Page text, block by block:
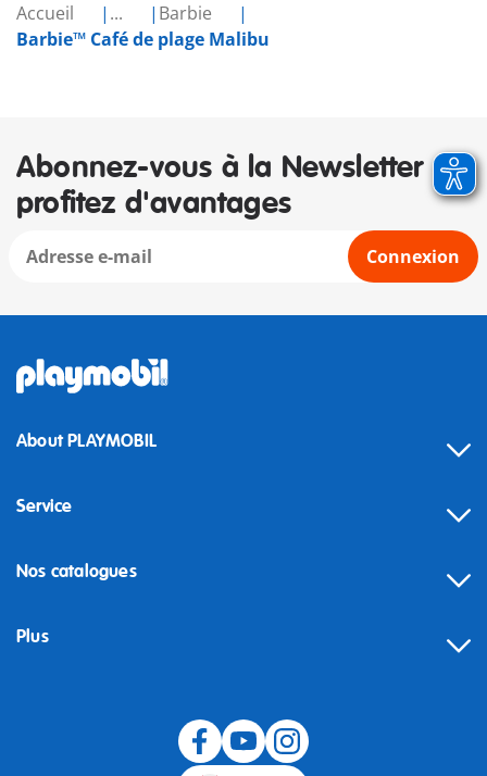
Accueil ...
Barbie
Barbie™ Café de plage Malibu
Abonnez-vous à la Newsletter et
profitez d'avantages
Connexion
About PLAYMOBIL
Service
Nos catalogues
Plus